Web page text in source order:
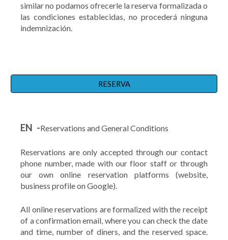
similar no podamos ofrecerle la reserva formalizada o
las condiciones establecidas, no procederá ninguna
indemnización.
RESERVA
EN -Reservations and General Conditions
Reservations are only accepted through our contact
phone number, made with our floor staff or through
our own online reservation platforms (website,
business profile on Google).
All online reservations are formalized with the receipt
of a confirmation email, where you can check the date
and time, number of diners, and the reserved space.